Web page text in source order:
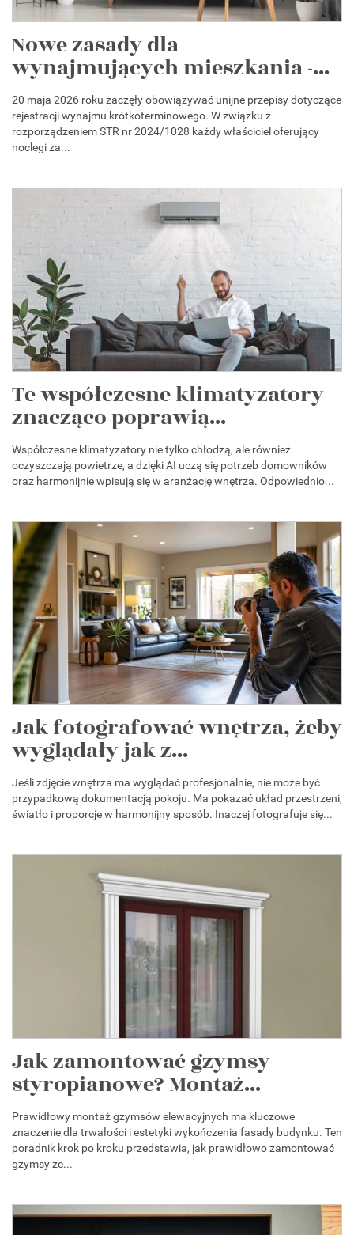
Nowe zasady dla
wynajmujących mieszkania -...
20 maja 2026 roku zaczęły obowiązywać unijne przepisy dotyczące
rejestracji wynajmu krótkoterminowego. W związku z
rozporządzeniem STR nr 2024/1028 każdy właściciel oferujący
noclegi za...
Te współczesne klimatyzatory
znacząco poprawią...
Współczesne klimatyzatory nie tylko chłodzą, ale również
oczyszczają powietrze, a dzięki AI uczą się potrzeb domowników
oraz harmonijnie wpisują się w aranżację wnętrza. Odpowiednio...
Jak fotografować wnętrza, żeby
wyglądały jak z...
Jeśli zdjęcie wnętrza ma wyglądać profesjonalnie, nie może być
przypadkową dokumentacją pokoju. Ma pokazać układ przestrzeni,
światło i proporcje w harmonijny sposób. Inaczej fotografuje się...
Jak zamontować gzymsy
styropianowe? Montaż...
Prawidłowy montaż gzymsów elewacyjnych ma kluczowe
znaczenie dla trwałości i estetyki wykończenia fasady budynku. Ten
poradnik krok po kroku przedstawia, jak prawidłowo zamontować
gzymsy ze...